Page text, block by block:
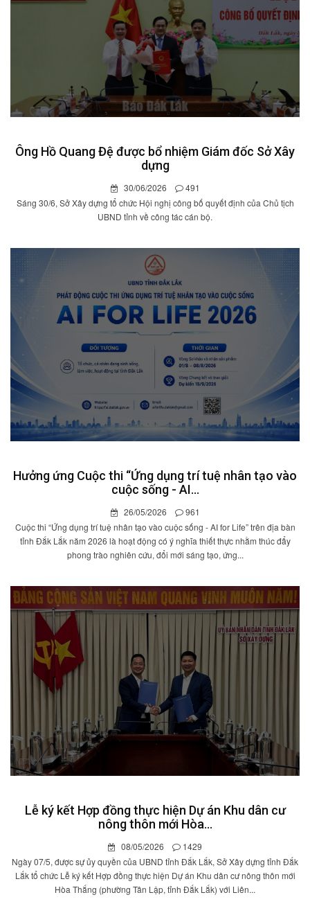
Ông Hồ Quang Đệ được bổ nhiệm Giám đốc Sở Xây
dựng
30/06/2026
491
Sáng 30/6, Sở Xây dựng tổ chức Hội nghị công bố quyết định của Chủ tịch
UBND tỉnh về công tác cán bộ.
Hưởng ứng Cuộc thi “Ứng dụng trí tuệ nhân tạo vào
cuộc sống - AI...
26/05/2026
961
Cuộc thi “Ứng dụng trí tuệ nhân tạo vào cuộc sống - AI for Life” trên địa bàn
tỉnh Đắk Lắk năm 2026 là hoạt động có ý nghĩa thiết thực nhằm thúc đẩy
phong trào nghiên cứu, đổi mới sáng tạo, ứng...
Lễ ký kết Hợp đồng thực hiện Dự án Khu dân cư
nông thôn mới Hòa...
08/05/2026
1429
Ngày 07/5, được sự ủy quyền của UBND tỉnh Đắk Lắk, Sở Xây dựng tỉnh Đắk
Lắk tổ chức Lễ ký kết Hợp đồng thực hiện Dự án Khu dân cư nông thôn mới
Hòa Thắng (phường Tân Lập, tỉnh Đắk Lắk) với Liên...